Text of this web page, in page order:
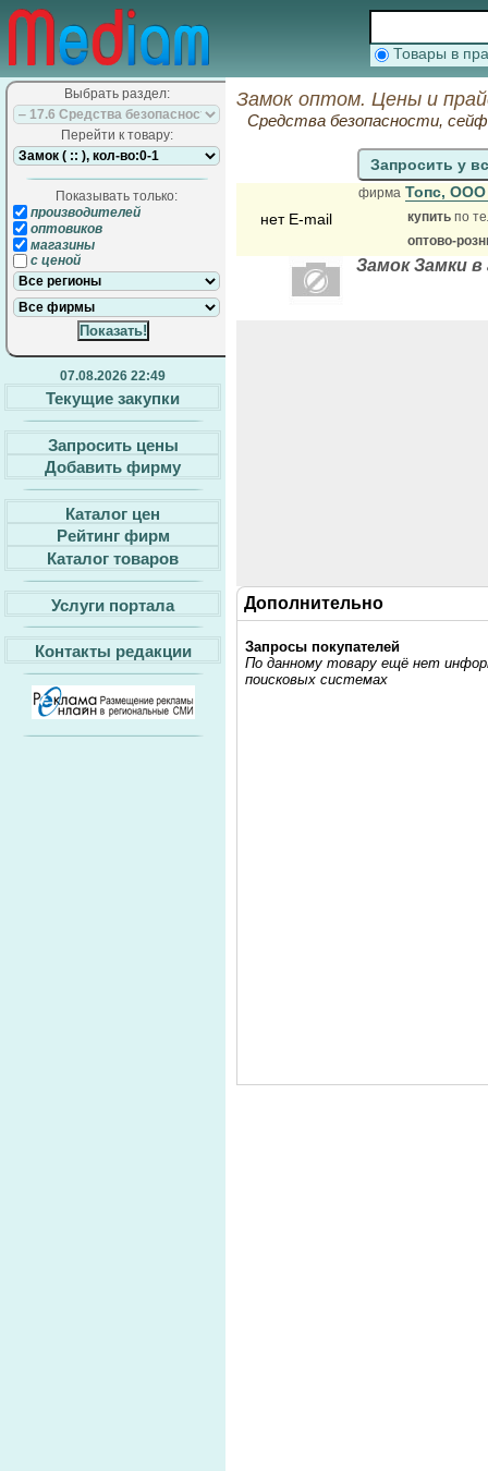
Товары в
Выбрать раздел:
Перейти к товару:
Показывать только:
производителей
оптовиков
магазины
с ценой
07.08.2026 22:49
Текущие закупки
Запросить цены
Добавить фирму
Каталог цен
Рейтинг фирм
Каталог товаров
Услуги портала
Контакты редакции
Замок оптом. Цены и
Средства безопасности,
Запросить у
нет E-mail
фирма Топс,
купить по
оптово-
Замок Замки
Дополнительно
Запросы покупателей
По данному товару ещё нет
поисковых системах